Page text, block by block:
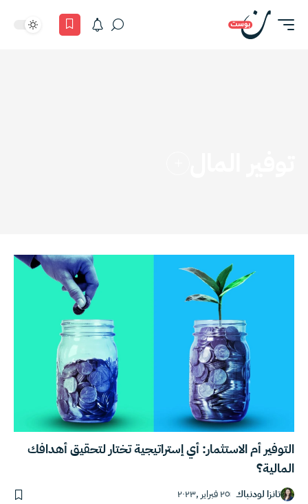
التوفير أم الاستثمار: أي إستراتيجية تختار لتحقيق أهدافك
المالية؟
تانزا لودنباك ٢٥ فبراير ,٢٠٢٣